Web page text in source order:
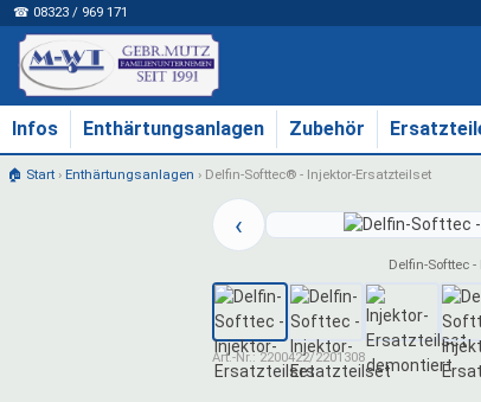
☎ 08323 / 969 171
Infos Enthärtungsanlagen Zubehör
🏠 Start› Enthärtungsanlagen › Delfin-Softtec® - Injektor-Ersatzteilset
‹
Delfin-Softtec
Art.-Nr.: 2200422/2201308